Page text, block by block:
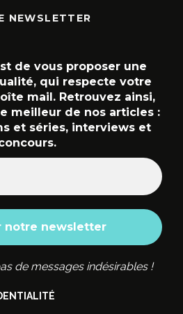
NEWSLETTER
de vous proposer une
qui respecte votre
mail. Retrouvez ainsi,
meilleur de nos articles :
et séries, interviews et
de messages indésirables !